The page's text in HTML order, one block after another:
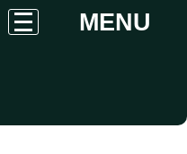
MENU